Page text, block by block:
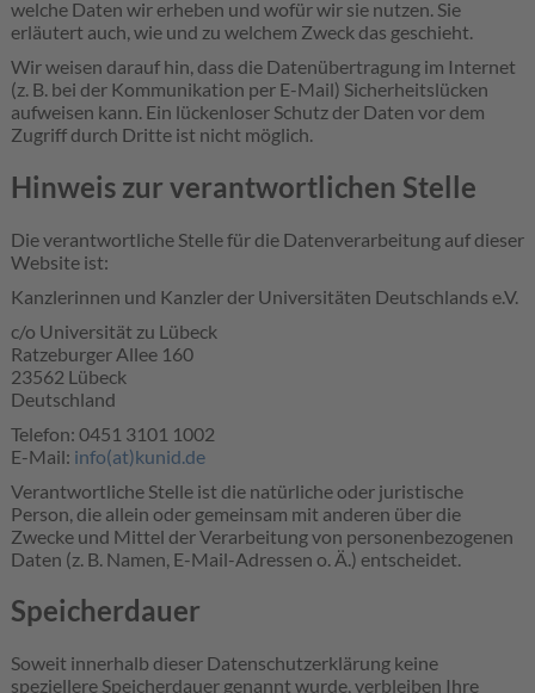
welche Daten wir erheben und wofür wir sie nutzen. Sie
erläutert auch, wie und zu welchem Zweck das geschieht.
Wir weisen darauf hin, dass die Datenübertragung im Internet
(z. B. bei der Kommunikation per E-Mail) Sicherheitslücken
aufweisen kann. Ein lückenloser Schutz der Daten vor dem
Zugriff durch Dritte ist nicht möglich.
Hinweis zur verantwortlichen Stelle
Die verantwortliche Stelle für die Datenverarbeitung auf dieser
Website ist:
Kanzlerinnen und Kanzler der Universitäten Deutschlands e.V.
c/o Universität zu Lübeck
Ratzeburger Allee 160
23562 Lübeck
Deutschland
Telefon: 0451 3101 1002
E-Mail: info(at)kunid.de
Verantwortliche Stelle ist die natürliche oder juristische
Person, die allein oder gemeinsam mit anderen über die
Zwecke und Mittel der Verarbeitung von personenbezogenen
Daten (z. B. Namen, E-Mail-Adressen o. Ä.) entscheidet.
Speicherdauer
Soweit innerhalb dieser Datenschutzerklärung keine
speziellere Speicherdauer genannt wurde, verbleiben Ihre